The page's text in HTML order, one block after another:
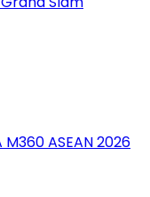
ASEAN 2026